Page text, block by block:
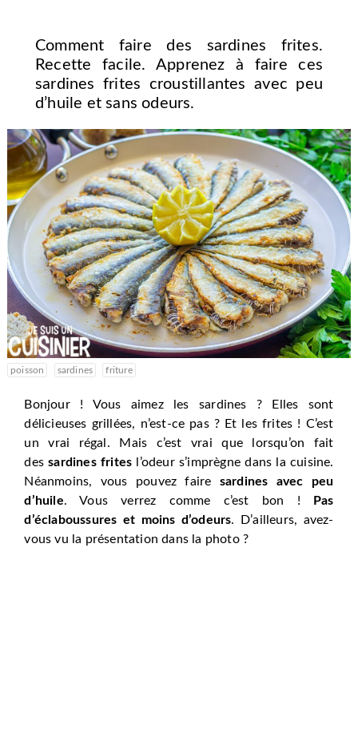
Comment faire des sardines frites.
Recette facile. Apprenez à faire ces
sardines frites croustillantes avec peu
d’huile et sans odeurs.
poisson sardines friture
Bonjour ! Vous aimez les sardines ? Elles sont
délicieuses grillées, n’est-ce pas ? Et les frites ! C’est
un vrai régal. Mais c’est vrai que lorsqu’on fait
dessardines frites l’odeur s’imprègne dans la cuisine.
Néanmoins, vous pouvez faire sardines avec peu
d’huile. Vous verrez comme c’est bon !
Pas
d’éclaboussures et moins d’odeurs. D’ailleurs, avez-
vous vu la présentation dans la photo ?